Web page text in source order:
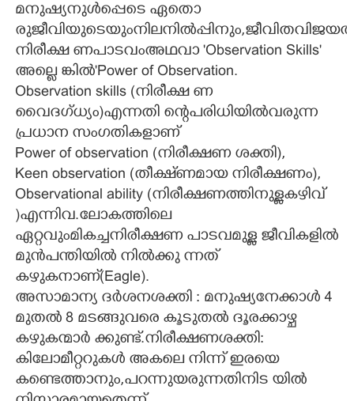
ZOOM
CONTACT US
മനുഷ്യനുൾപ്പെടെ ഏതൊ
നിരീക്ഷ ണപാടവംഅഥവാ 'Observation Skills'
അല്ലെ ങ്കിൽ'Power of Observation.
Observation skills (നിരീക്ഷ ണ
വൈദഗ്ധ്യം)എന്നതി ന്റെപരിധിയിൽവരുന്ന
പ്രധാന സംഗതികളാണ്
Power of observation (നിരീക്ഷണ ശക്തി),
Keen observation (തീക്ഷ്ണമായ നിരീക്ഷണം),
Observational ability (നിരീക്ഷണത്തിനുള്ളകഴിവ്
)എന്നിവ.ലോകത്തിലെ
ഏറ്റവുംമികച്ചനിരീക്ഷണ പാടവമുള്ള ജീവികളിൽ
മുൻപന്തിയിൽ നിൽക്കു ന്നത്
കഴുകനാണ്(Eagle).
അസാമാന്യ ദർശനശക്തി : മനുഷ്യനേക്കാൾ 4
മുതൽ 8 മടങ്ങുവരെ കൂടുതൽ ദൂരക്കാഴ്ച
കഴുകന്മാർ ക്കുണ്ട്.നിരീക്ഷണശക്തി:
കിലോമീറ്ററുകൾ അകലെ നിന്ന് ഇരയെ
കണ്ടെത്താനും,പറന്നുയരുന്നതിനിട യിൽ